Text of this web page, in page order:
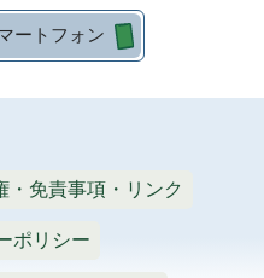
ートフォン
・免責事項・リンク
ポリシー